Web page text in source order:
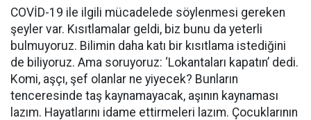
COVİD-19 ile ilgili mücadelede söylenmesi gereken
şeyler var. Kısıtlamalar geldi, biz bunu da yeterli
bulmuyoruz. Bilimin daha katı bir kısıtlama istediğini
de biliyoruz. Ama soruyoruz: ‘Lokantaları kapatın’ dedi.
Komi, aşçı, şef olanlar ne yiyecek? Bunların
tenceresinde taş kaynamayacak, aşının kaynaması
lazım. Hayatlarını idame ettirmeleri lazım. Çocuklarının